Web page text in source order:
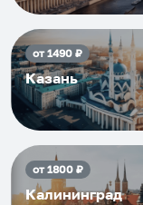
от1490₽
Казань
от1800₽
Калининград